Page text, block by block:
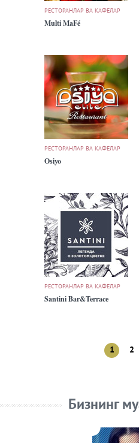
РЕСТОРАНЛАР ВА КАФЕЛАР
Multi MaFé
РЕСТОРАНЛАР ВА КАФЕЛАР
Osiyo
РЕСТОРАНЛАР ВА КАФЕЛАР
Santini Bar&Terrace
1 2
Бизнинг